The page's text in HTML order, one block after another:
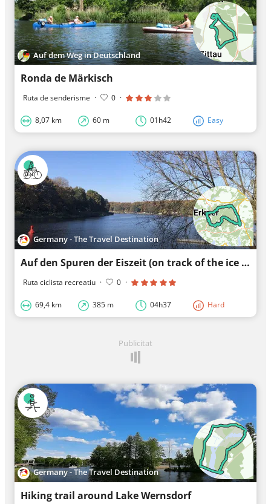
Auf dem Weg in Deutschland
Ronda de Märkisch
Ruta de senderisme · 0 ·
8,07 km 60 m 01h42 Easy
Germany - The Travel Destination
Auf den Spuren der Eiszeit (on track of the ice age - cycling tour)
Ruta ciclista recreatiu · 0 ·
69,4 km 385 m 04h37 Hard
Publicitat
Germany - The Travel Destination
Hiking trail around Lake Wernsdorf